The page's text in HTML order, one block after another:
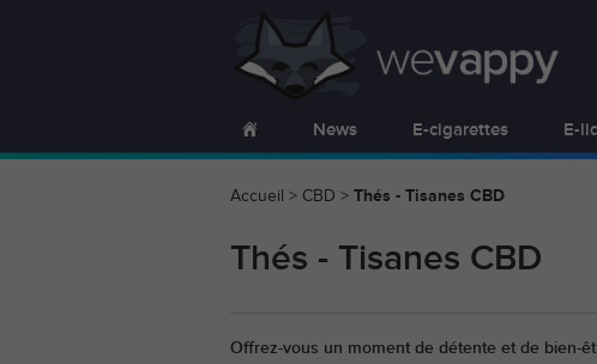
News E-cigarettes E-
Accueil > CBD > Thés - Tisanes CBD
Thés - Tisanes CBD
Offrez-vous un moment de détente et de bien-